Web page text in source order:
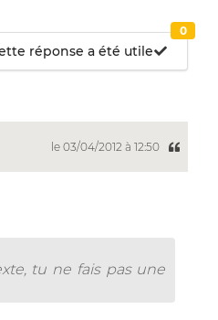
réponse a été utile
0
le 03/04/2012 à 12:50
tu ne fais pas une